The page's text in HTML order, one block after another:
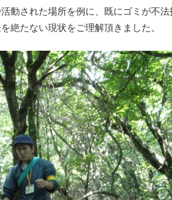
動された場所を例に、既にゴミが不法
絶たない現状をご理解頂きました。